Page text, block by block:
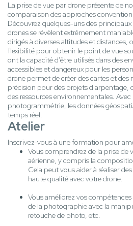
La prise de vue par drone présente de
comparaison des approches
Découvrez quelques-uns des
drones se révèlent extrêmement
dirigés à diverses altitudes et distances,
flexibilité pour obtenir le point de vue
ont la capacité d'être utilisés dans des
accessibles et dangereux pour les
drone permet de créer des cartes et
précision pour des projets d'arpentage,
des ressources environnementales.
photogrammétrie, les données
temps réel.
Atelier
Inscrivez-vous à une formation pour
Vous comprendrez de la prise de
aérienne, y compris la
Cela peut vous aider à réaliser
haute qualité avec votre drone.
Vous améliorez vos
de la photographie avec la
retouche de photo, etc.